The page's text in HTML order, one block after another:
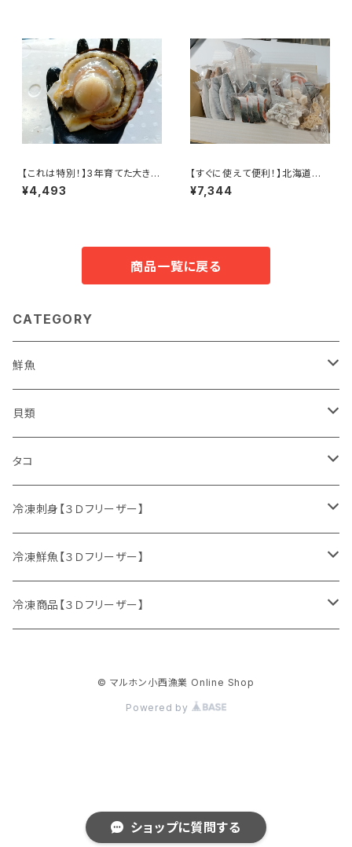
ショップに質問する
【これは特別！】3年育てた大きな
ホタテ 8枚セット
¥4,493
【すぐに使えて便利！】北海道の
海の幸詰合せ／（３Ｄ冷凍）
¥7,344
商品一覧に戻る
CATEGORY
鮮魚
鮮魚セット
サケ
サクラマス
特別セット
マダラ
貝類
ホタテ
カキ
タコ
ミズダコ
冷凍刺身【３Ｄフリーザー】
ニシン
刺身セット
冷凍鮮魚【３Ｄフリーザー】
鮮魚セット
冷凍商品【３Ｄフリーザー】
© マルホン小西漁業 Online Shop
Powered by